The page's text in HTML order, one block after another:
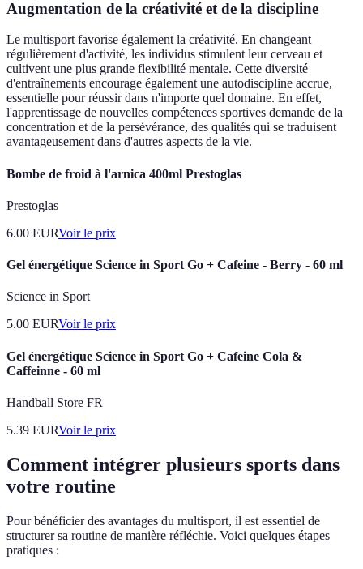
Augmentation de la créativité et de la discipline
Le multisport favorise également la créativité. En changeant
régulièrement d'activité, les individus stimulent leur cerveau et
cultivent une plus grande flexibilité mentale. Cette diversité
d'entraînements encourage également une autodiscipline accrue,
essentielle pour réussir dans n'importe quel domaine. En effet,
l'apprentissage de nouvelles compétences sportives demande de la
concentration et de la persévérance, des qualités qui se traduisent
avantageusement dans d'autres aspects de la vie.
Bombe de froid à l'arnica 400ml Prestoglas
Prestoglas
6.00 EURVoir le prix
Gel énergétique Science in Sport Go + Cafeine - Berry - 60 ml
Science in Sport
5.00 EURVoir le prix
Gel énergétique Science in Sport Go + Cafeine Cola &
Caffeinne - 60 ml
Handball Store FR
5.39 EURVoir le prix
Comment intégrer plusieurs sports dans
votre routine
Pour bénéficier des avantages du multisport, il est essentiel de
structurer sa routine de manière réfléchie. Voici quelques étapes
pratiques :